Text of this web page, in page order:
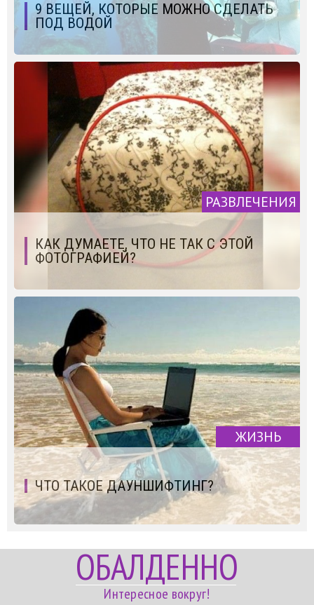
9 ВЕЩЕЙ, КОТОРЫЕ МОЖНО СДЕЛАТЬ
ПОД ВОДОЙ
РАЗВЛЕЧЕНИЯ
КАК ДУМАЕТЕ, ЧТО НЕ ТАК С ЭТОЙ
ФОТОГРАФИЕЙ?
ЖИЗНЬ
ЧТО ТАКОЕ ДАУНШИФТИНГ?
ОБАЛДЕННО
Интересное вокруг!